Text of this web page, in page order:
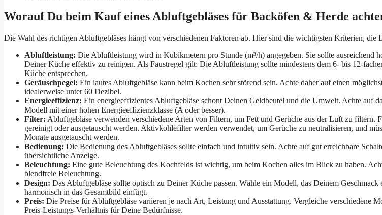
Worauf Du beim Kauf eines Abluftgebläses für Backöfen & Herde
Die Wahl des richtigen Abluftgebläses hängt von verschiedenen Faktoren ab. Hier sind die wichtigsten Kriterien, die
Abluftleistung: Die Abluftleistung wird in Kubikmetern pro Stunde (m³/h) angegeben. Sie sollte ausreichend
Deiner Küche effektiv zu reinigen. Als Faustregel gilt: Die Abluftleistung sollte mindestens dem 6- bis 12-
Küche entsprechen.
Geräuschpegel: Ein lautes Abluftgebläse kann beim Kochen sehr störend sein. Achte daher auf einen
idealerweise unter 60 Dezibel.
Energieeffizienz: Ein energieeffizientes Abluftgebläse schont Deinen Geldbeutel und die Umwelt. Achte auf
Modell mit einer hohen Energieeffizienzklasse (A oder besser).
Filter: Abluftgebläse verwenden verschiedene Arten von Filtern, um Fett und Gerüche aus der Luft zu filtern.
gereinigt oder ausgetauscht werden. Aktivkohlefilter werden verwendet, um Gerüche zu neutralisieren, und
Monate ausgetauscht werden.
Bedienung: Die Bedienung des Abluftgebläses sollte einfach und intuitiv sein. Achte auf gut erreichbare
übersichtliche Anzeige.
Beleuchtung: Eine gute Beleuchtung des Kochfelds ist wichtig, um beim Kochen alles im Blick zu haben.
blendfreie Beleuchtung.
Design: Das Abluftgebläse sollte optisch zu Deiner Küche passen. Wähle ein Modell, das Deinem Geschmack
harmonisch in das Gesamtbild einfügt.
Preis: Die Preise für Abluftgebläse variieren je nach Art, Leistung und Ausstattung. Vergleiche verschiedene
Preis-Leistungs-Verhältnis für Deine Bedürfnisse.